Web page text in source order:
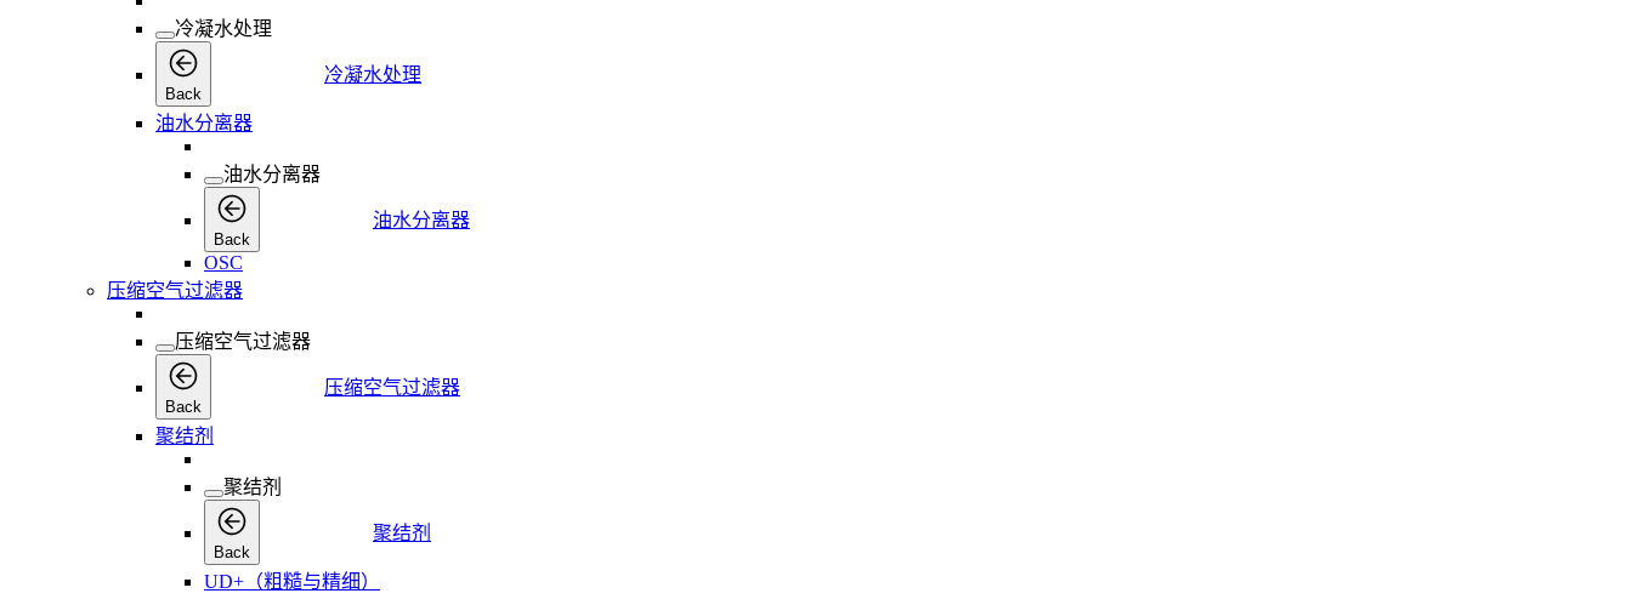
冷凝水处理
Back
冷凝水处理
油水分离器
油水分离器
Back
油水分离器
OSC
压缩空气过滤器
压缩空气过滤器
Back
压缩空气过滤器
聚结剂
聚结剂
Back
聚结剂
UD+（粗糙与精细）